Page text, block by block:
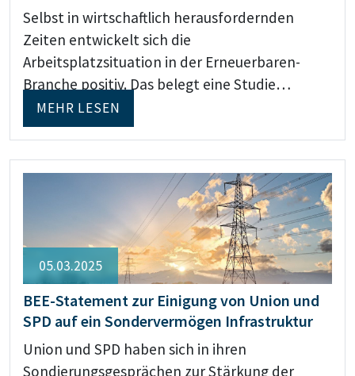
Selbst in wirtschaftlich herausfordernden
Zeiten entwickelt sich die
Arbeitsplatzsituation in der Erneuerbaren-
Branche positiv. Das belegt eine Studie…
MEHR LESEN
05.03.2025
BEE-Statement zur Einigung von Union und
SPD auf ein Sondervermögen Infrastruktur
Union und SPD haben sich in ihren
Sondierungsgesprächen zur Stärkung der